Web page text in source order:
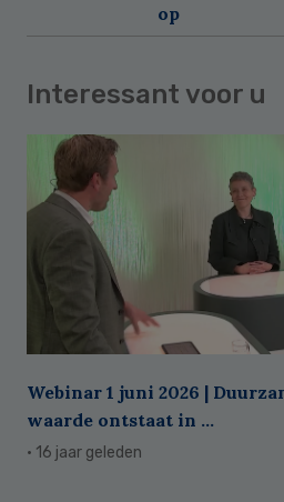
op
Interessant voor u
Webinar 1 juni 2026 |
waarde ontstaat in ...
· 16 jaar geleden